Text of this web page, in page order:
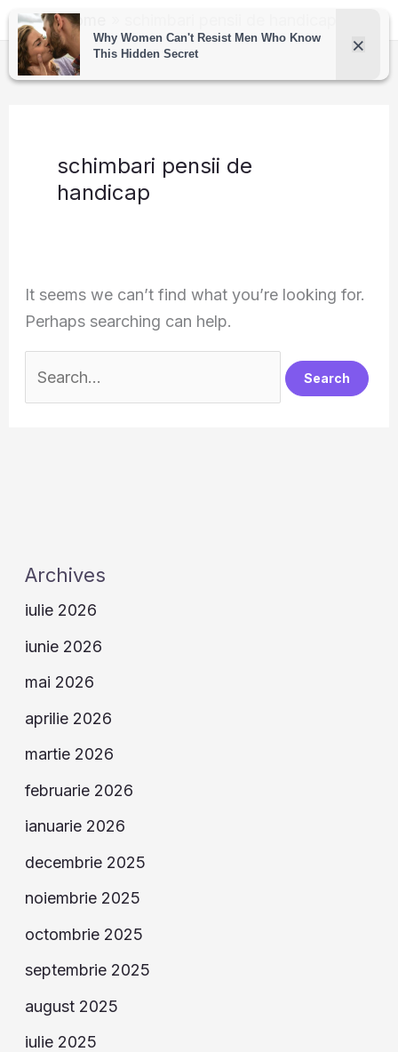
Skip
content
Home
schimbari pensii de
handicap
It seems we can’t find what you’re looking for.
Perhaps searching can help.
Archives
iulie 2026
iunie 2026
mai 2026
aprilie 2026
martie 2026
februarie 2026
ianuarie 2026
decembrie 2025
noiembrie 2025
octombrie 2025
septembrie 2025
august 2025
iulie 2025